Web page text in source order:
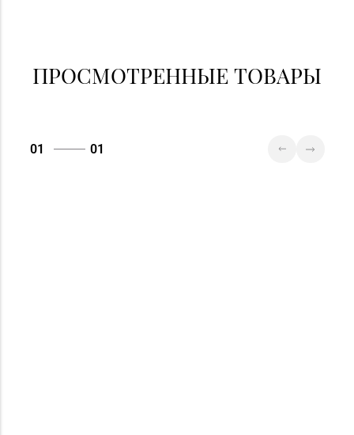
(ТРЦ LidaPark)
ПРОСМОТРЕННЫЕ ТОВАРЫ
01 01